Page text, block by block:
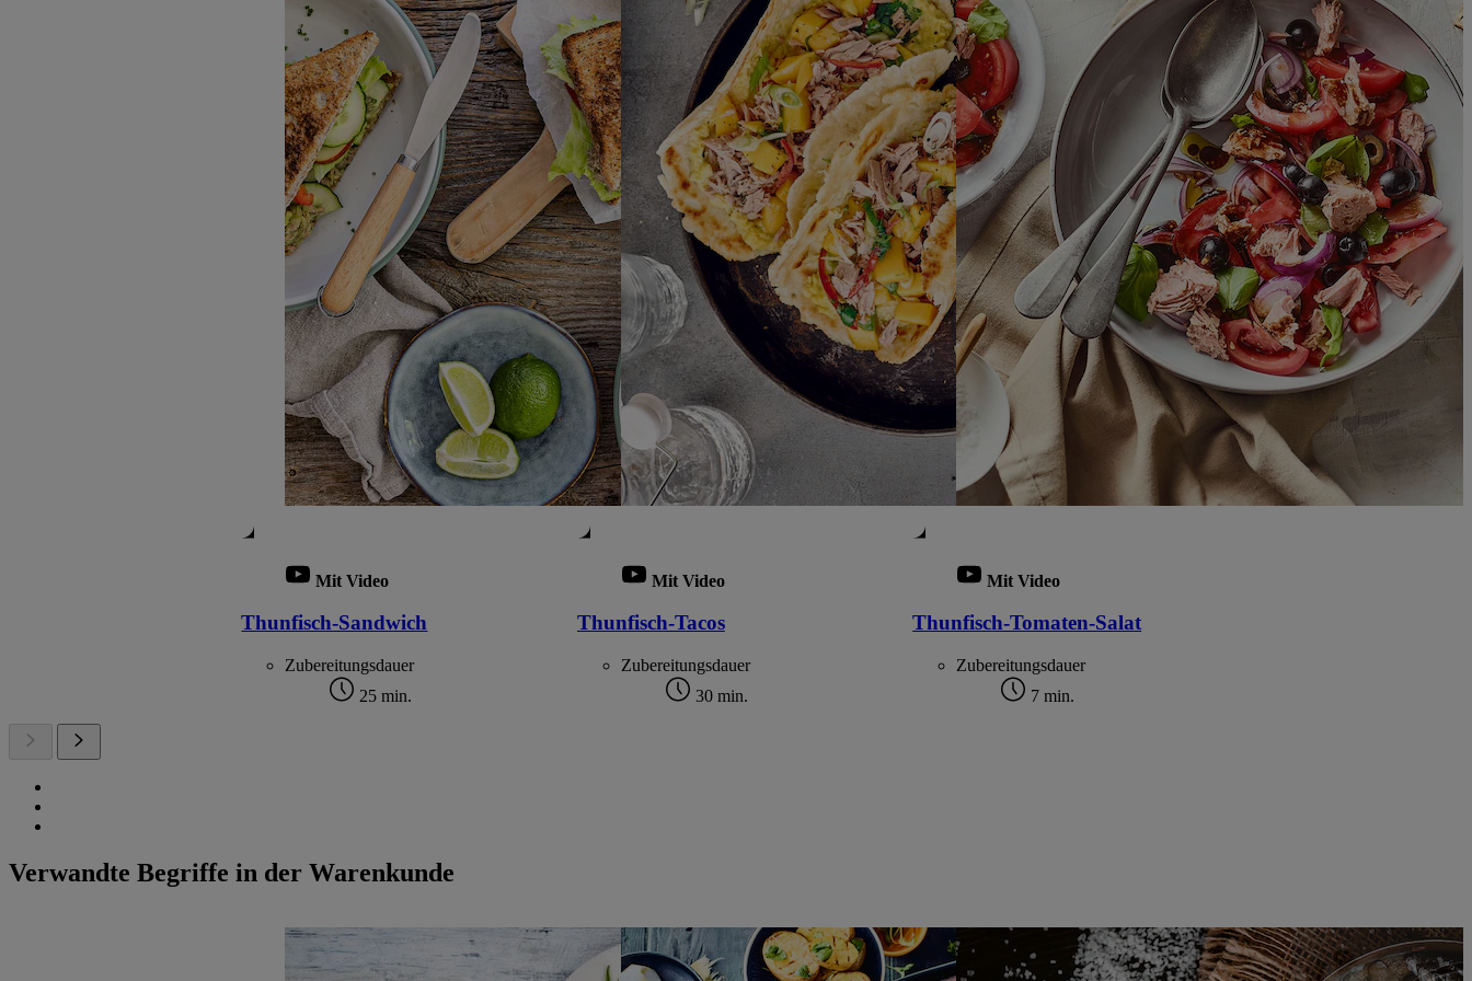
Mit Video
Thunfisch-Sandwich
Zubereitungsdauer
25 min.
Mit Video
Thunfisch-Tacos
Zubereitungsdauer
30 min.
Mit Video
Thunfisch-Tomaten-Salat
Zubereitungsdauer
7 min.
Verwandte Begriffe in der Warenkunde